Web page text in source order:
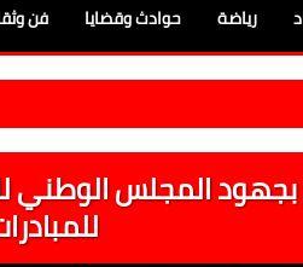
رياضة حوادث وقضايا فن
المجلس الوطني